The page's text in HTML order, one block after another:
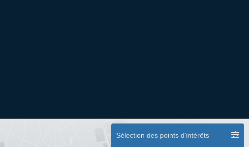
Sélection des points d'intérêts